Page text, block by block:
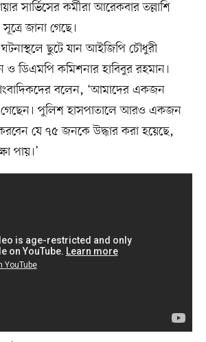
সার্ভিসের কর্মীরা আরেকবার তল্লাশি
জানা গেছে।
ছুটে যান আইজিপি চৌধুরী
ডিএমপি কমিশনার হাবিবুর রহমান।
বলেন, ‘আমাদের একজন
গেছেন। পুলিশ হাসপাতালে আরও একজন
যে ৭৫ জনকে উদ্ধার করা হয়েছে,
পায়।’